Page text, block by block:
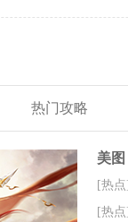
热门攻略
美
[热
[热